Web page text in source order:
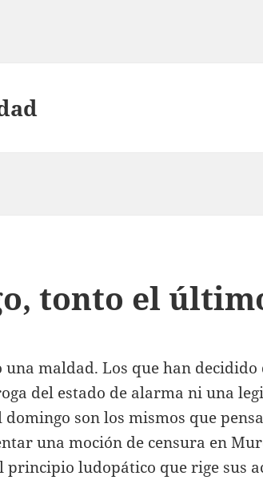
tonto el
maldad. Los que han decidido
del estado de alarma ni una
son los mismos que
una moción de censura en
principio ludopático que rige sus